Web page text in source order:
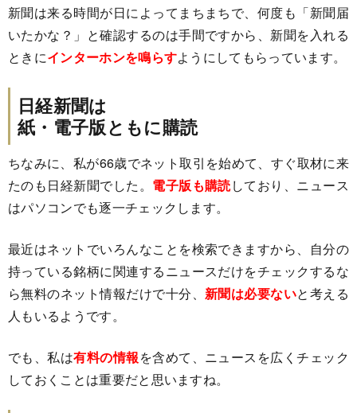
新聞は来る時間が日によってまちまちで、何度も「新聞届
いたかな？」と確認するのは手間ですから、新聞を入れる
ときにインターホンを鳴らすようにしてもらっています。
日経新聞は
紙・電子版ともに購読
ちなみに、私が66歳でネット取引を始めて、すぐ取材に来
たのも日経新聞でした。 電子版も購読しており、ニュース
はパソコンでも逐一チェックします。
最近はネットでいろんなことを検索できますから、自分の
持っている銘柄に関連するニュースだけをチェックするな
ら無料のネット情報だけで十分、 新聞は必要ないと考える
人もいるようです。
でも、私は有料の情報を含めて、ニュースを広くチェック
しておくことは重要だと思いますね。